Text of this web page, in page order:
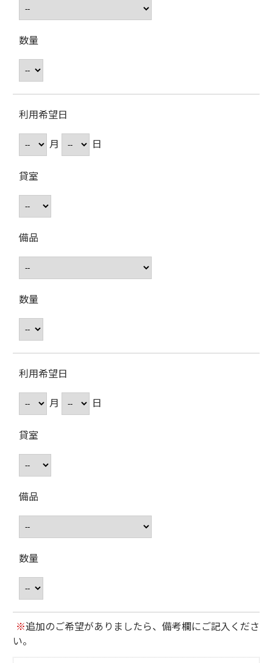
数量
利用希望日
月
日
貸室
備品
数量
利用希望日
月
日
貸室
備品
数量
※追加のご希望がありましたら、備考欄にご記入くださ
い。